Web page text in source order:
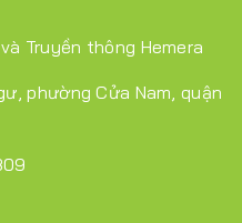
Truyền thông Hemera
phường Cửa Nam, quận